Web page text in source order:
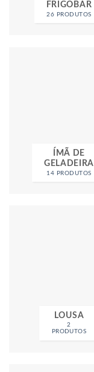
FRIGOBAR
26 PRODUTOS
ÍMÃ DE
GELADEIRA
14 PRODUTOS
LOUSA
2
PRODUTOS